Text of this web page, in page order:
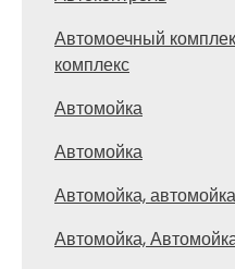
Автомоечный
комплекс
Автомойка
Автомойка
Автомойка, автомойка
Автомойка,